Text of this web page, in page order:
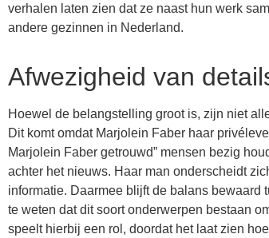
verhalen laten zien dat ze naast hun werk
andere gezinnen in Nederland.
Afwezigheid van
Hoewel de belangstelling groot is, zijn niet
Dit komt omdat Marjolein Faber haar
Marjolein Faber getrouwd” mensen bezig
achter het nieuws. Haar man onderscheidt
informatie. Daarmee blijft de balans
te weten dat dit soort onderwerpen bestaan
speelt hierbij een rol, doordat het laat zien